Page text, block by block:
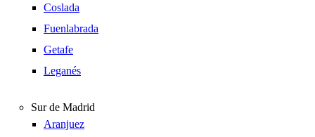
Coslada
Fuenlabrada
Getafe
Leganés
Sur de Madrid
Aranjuez